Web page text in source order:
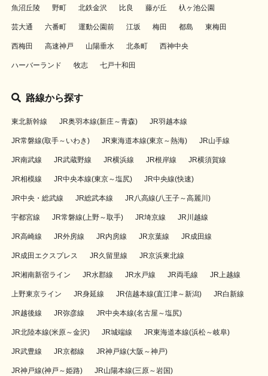
魚沼丘陵 野町 北鉄金沢 比良 藤が丘 杁ヶ池公園
芸大通 六番町 運動公園前 江坂 梅田 都島 東梅田
西梅田 高速神戸 山陽垂水 北条町 西神中央
ハーバーランド 牧志 七戸十和田
路線から探す
東北新幹線 JR奥羽本線(新庄～青森) JR羽越本線
JR常磐線(取手～いわき) JR東海道本線(東京～熱海) JR山手線
JR南武線 JR武蔵野線 JR横浜線 JR根岸線 JR横須賀線
JR相模線 JR中央本線(東京～塩尻) JR中央線(快速)
JR中央・総武線 JR総武本線 JR八高線(八王子～高麗川)
宇都宮線 JR常磐線(上野～取手) JR埼京線 JR川越線
JR高崎線 JR外房線 JR内房線 JR京葉線 JR成田線
JR成田エクスプレス JR久留里線 JR京浜東北線
JR湘南新宿ライン JR水郡線 JR水戸線 JR両毛線 JR上越線
上野東京ライン JR身延線 JR信越本線(直江津～新潟) JR白新線
JR越後線 JR弥彦線 JR中央本線(名古屋～塩尻)
JR北陸本線(米原～金沢) JR城端線 JR東海道本線(浜松～岐阜)
JR武豊線 JR京都線 JR神戸線(大阪～神戸)
JR神戸線(神戸～姫路) JR山陽本線(三原～岩国)